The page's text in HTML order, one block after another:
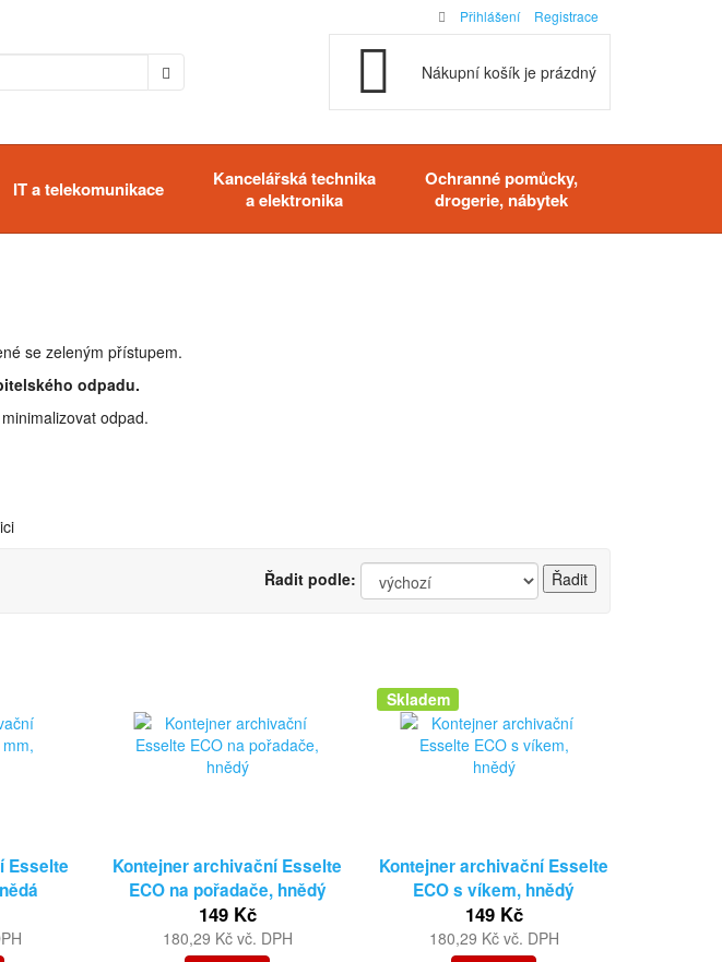
Nákupní košík je prázdný
IT a telekomunikace
Kancelářská technika
a elektronika
Ochranné pomůcky,
drogerie, nábytek
se zeleným přístupem.
odpadu.
odpad.
Řadit podle:
Esselte
Kontejner archivační Esselte
ECO na pořadače, hnědý
149 Kč
180,29 Kč vč. DPH
Skladem
Kontejner archivační Esselte
ECO s víkem, hnědý
149 Kč
180,29 Kč vč. DPH
Přihlášení Registrace